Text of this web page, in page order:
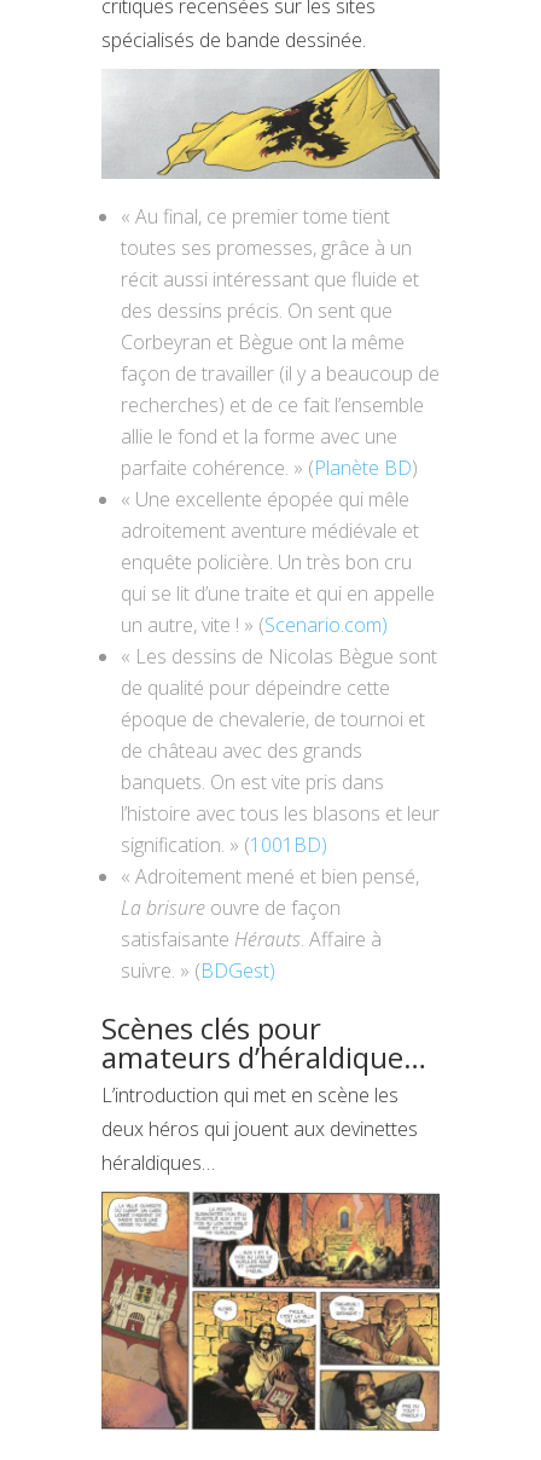
critiques recensées sur les sites
spécialisés de bande dessinée.
« Au final, ce premier tome tient
toutes ses promesses, grâce à un
récit aussi intéressant que fluide et
des dessins précis. On sent que
Corbeyran et Bègue ont la même
façon de travailler (il y a beaucoup de
recherches) et de ce fait l’ensemble
allie le fond et la forme avec une
parfaite cohérence. » (Planète BD)
« Une excellente épopée qui mêle
adroitement aventure médiévale et
enquête policière. Un très bon cru
qui se lit d’une traite et qui en appelle
un autre, vite ! » (Scenario.com)
« Les dessins de Nicolas Bègue sont
de qualité pour dépeindre cette
époque de chevalerie, de tournoi et
de château avec des grands
banquets. On est vite pris dans
l’histoire avec tous les blasons et leur
signification. » (1001BD)
« Adroitement mené et bien pensé,
La brisure ouvre de façon
satisfaisante Hérauts. Affaire à
suivre. » (BDGest)
Scènes clés pour
amateurs d’héraldique…
L’introduction qui met en scène les
deux héros qui jouent aux devinettes
héraldiques…